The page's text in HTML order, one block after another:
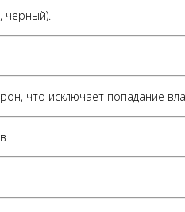
черный).
что исключает попадание